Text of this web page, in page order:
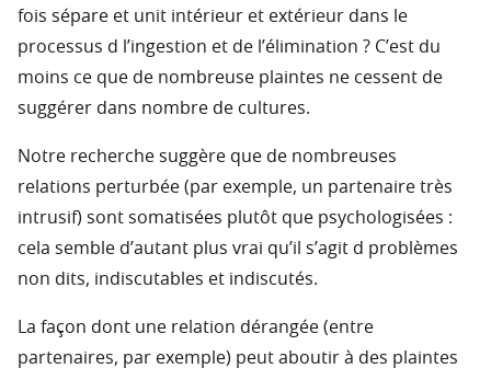
fois sépare et unit intérieur et extérieur dans le
processus d l’ingestion et de l’élimination ? C’est du
moins ce que de nombreuse plaintes ne cessent de
suggérer dans nombre de cultures.
Notre recherche suggère que de nombreuses
relations perturbée (par exemple, un partenaire très
intrusif) sont somatisées plutôt que psychologisées :
cela semble d’autant plus vrai qu’il s’agit d problèmes
non dits, indiscutables et indiscutés.
La façon dont une relation dérangée (entre
partenaires, par exemple) peut aboutir à des plaintes